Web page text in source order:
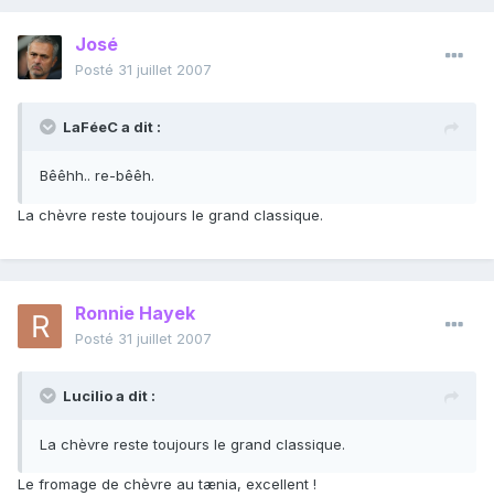
José
Posté 31 juillet 2007
LaFéeC a dit :
Bêêhh.. re-bêêh.
La chèvre reste toujours le grand classique.
Ronnie Hayek
Posté 31 juillet 2007
Lucilio a dit :
La chèvre reste toujours le grand classique.
Le fromage de chèvre au tænia, excellent !